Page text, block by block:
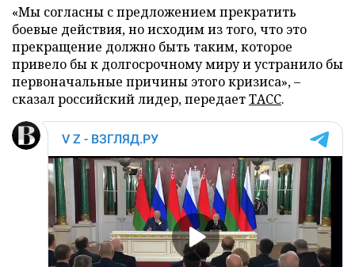
«Мы согласны с предложением прекратить
боевые действия, но исходим из того, что это
прекращение должно быть таким, которое
привело бы к долгосрочному миру и устранило бы
первоначальные причины этого кризиса», –
сказал российский лидер, передаетТАСС.